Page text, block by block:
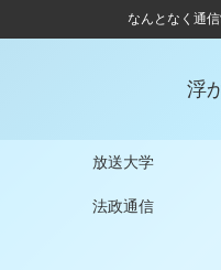
なんとなく通
浮
放送大学
法政通信